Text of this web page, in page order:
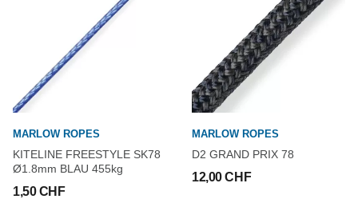
MARLOW ROPES
KITELINE FREESTYLE SK78
Ø1.8mm BLAU 455kg
1,50 CHF
MARLOW ROPES
D2 GRAND PRIX 78
12,00 CHF